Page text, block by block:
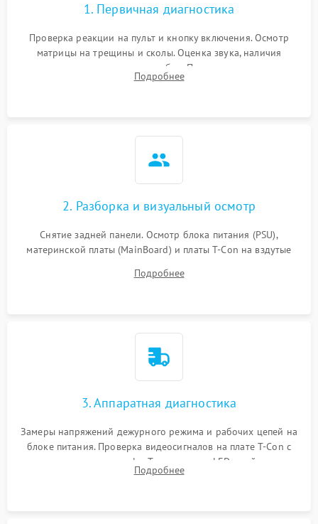
1. Первичная диагностика
Проверка реакции на пульт и кнопку включения. Осмотр
матрицы на трещины и сколы. Оценка звука, наличия
подсветки и индикаторов ошибок. Подключение тестовых
источников сигнала для выявления симптомов поломки.
Подробнее
2. Разборка и визуальный осмотр
Снятие задней панели. Осмотр блока питания (PSU),
материнской платы (MainBoard) и платы T-Con на вздутые
Проверка надежности фиксации и целостности шлейфов.
Подробнее
3. Аппаратная диагностика
Замеры напряжений дежурного режима и рабочих цепей на
блоке питания. Проверка видеосигналов на плате T-Con с
помощью осциллографа. Тестирование LED-драйвера и
светодиодных планок подсветки мультиметром.
Подробнее